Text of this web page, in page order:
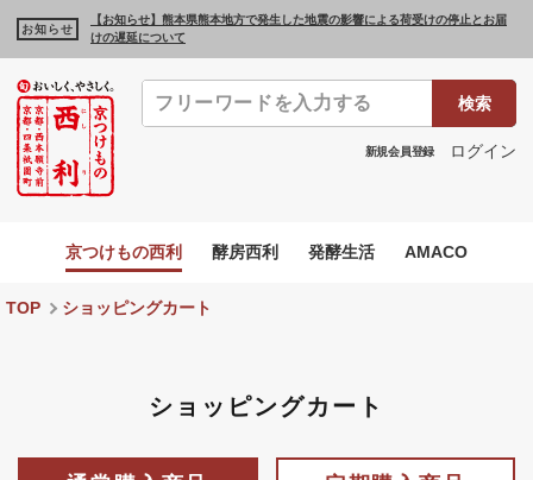
お知らせ
【お知らせ】熊本県熊本地方で発生した地震の影響による荷受けの停止とお届
けの遅延について
検索
新規会員登録 ログイン
京つけもの西利 酵房西利 発酵生活 AMACO
TOP ショッピングカート
ショッピングカート